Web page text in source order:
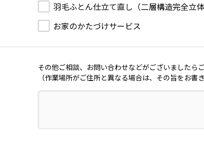
羽毛ふとん仕立て直し（二層構造完全立体
お家のかたづけサービス
その他ご相談、お問い合わせなどがございましたら
（作業場所がご住所と異なる場合は、その旨をお書